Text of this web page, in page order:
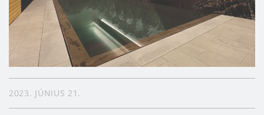
2023. JÚNIUS 21.